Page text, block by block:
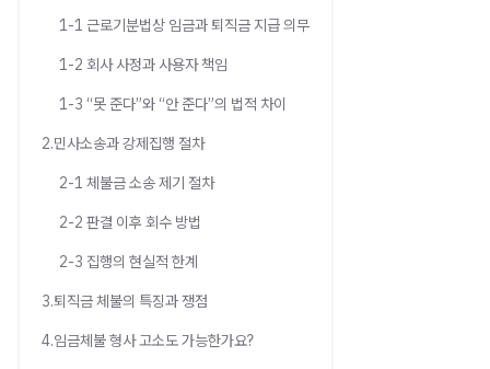
1-1 근로기분법상 임금과 퇴직금 지급 의무
1-2 회사 사정과 사용자 책임
1-3 “못 준다”와 “안 준다”의 법적 차이
2.민사소송과 강제집행 절차
2-1 체불금 소송 제기 절차
2-2 판결 이후 회수 방법
2-3 집행의 현실적 한계
3.퇴직금 체불의 특징과 쟁점
4.임금체불 형사 고소도 가능한가요?